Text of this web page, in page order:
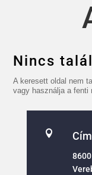
Nincs
A keresett oldal nem
vagy használja a fenti
 Cím